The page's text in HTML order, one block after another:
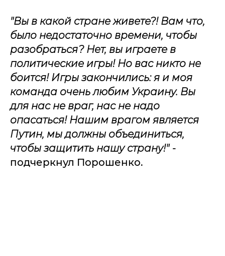
"Вы в какой стране живете?! Вам что,
было недостаточно времени, чтобы
разобраться? Нет, вы играете в
политические игры! Но вас никто не
боится! Игры закончились: я и моя
команда очень любим Украину. Вы
для нас не враг, нас не надо
опасаться! Нашим врагом является
Путин, мы должны объединиться,
чтобы защитить нашу страну!" -
подчеркнул Порошенко.